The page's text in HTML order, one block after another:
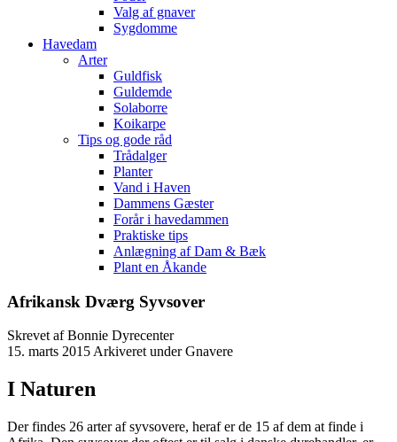
Valg af gnaver
Sygdomme
Havedam
Arter
Guldfisk
Guldemde
Solaborre
Koikarpe
Tips og gode råd
Trådalger
Planter
Vand i Haven
Dammens Gæster
Forår i havedammen
Praktiske tips
Anlægning af Dam & Bæk
Plant en Åkande
Afrikansk Dværg Syvsover
Skrevet afBonnie Dyrecenter
15. marts 2015Arkiveret under Gnavere
I Naturen
Der findes 26 arter af syvsovere, heraf er de 15 af dem at finde i